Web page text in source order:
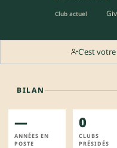
Club actuel
C'est
BILAN
—
ANNÉES EN
POSTE
0
CLUBS
PRÉSIDÉS